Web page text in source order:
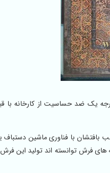
کلاریس با طرح ورساچه با بافت 1200 شانه و الیاف درجه یک ضد
ماشینی است اغلب بافتشان با فناوری
فرش توانسته اند تولید این فرش